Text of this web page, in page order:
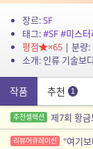
장르:SF
태그:#SF#미스터
평점
×65| 분량:
작품 추천 1
추천셀렉션 제7회 황
리뷰어큐레이션 "여기